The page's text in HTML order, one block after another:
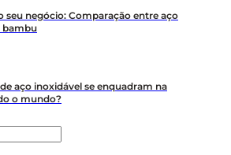
seu negócio: Comparação entre aço
bambu
aço inoxidável se enquadram na
o mundo?